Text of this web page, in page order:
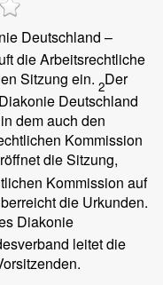
Deutschland –
die Arbeitsrechtliche
Sitzung ein. 2Der
Deutschland
dem auch den
Kommission
die Sitzung,
Kommission auf
die Urkunden.
Diakonie
leitet die